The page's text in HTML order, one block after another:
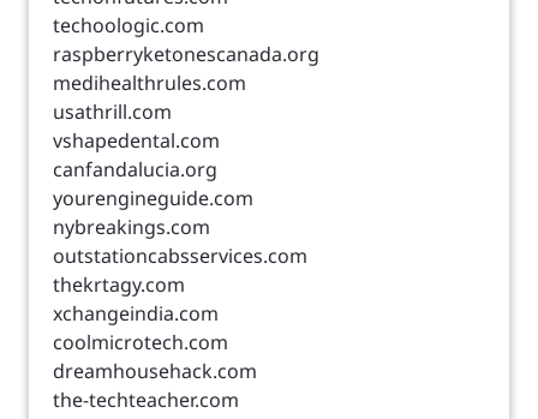
techoologic.com
raspberryketonescanada.org
medihealthrules.com
usathrill.com
vshapedental.com
canfandalucia.org
yourengineguide.com
nybreakings.com
outstationcabsservices.com
thekrtagy.com
xchangeindia.com
coolmicrotech.com
dreamhousehack.com
the-techteacher.com